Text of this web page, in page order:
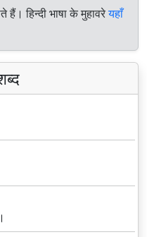
हैं। हिन्दी भाषा के मुहावरेयहाँ